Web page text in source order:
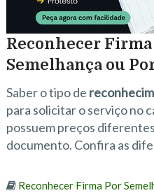
Reconhecer
Semelhança ou
Saber o tipo de
para solicitar o serviço no
possuem preços
documento. Confira as
Reconhecer Firma Por